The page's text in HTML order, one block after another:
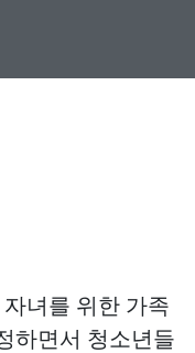
녀를 위한 가족
하면서 청소년들